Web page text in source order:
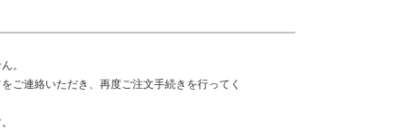
。
ご連絡いただき、再度ご注文手続きを行ってく